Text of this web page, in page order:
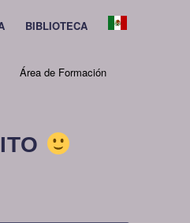
BIBLIOTECA
Área de Formación